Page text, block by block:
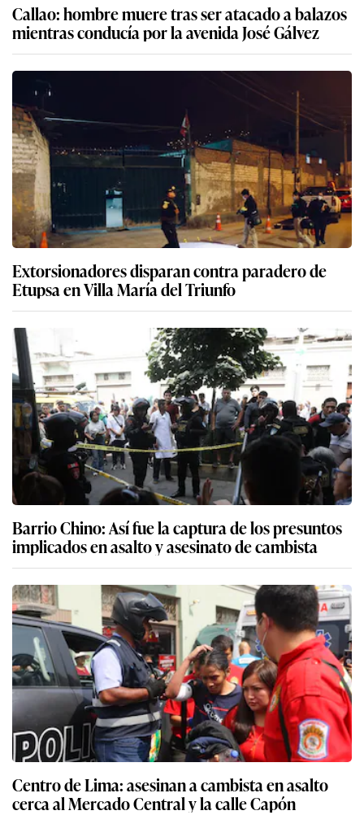
Callao: hombre muere tras ser atacado a balazos
mientras conducía por la avenida José Gálvez
Extorsionadores disparan contra paradero de
Etupsa en Villa María del Triunfo
Barrio Chino: Así fue la captura de los presuntos
implicados en asalto y asesinato de cambista
Centro de Lima: asesinan a cambista en asalto
cerca al Mercado Central y la calle Capón